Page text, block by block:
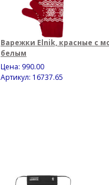
Варежки Elnik, красные с
белым
Цена: 990.00
Артикул: 16737.65